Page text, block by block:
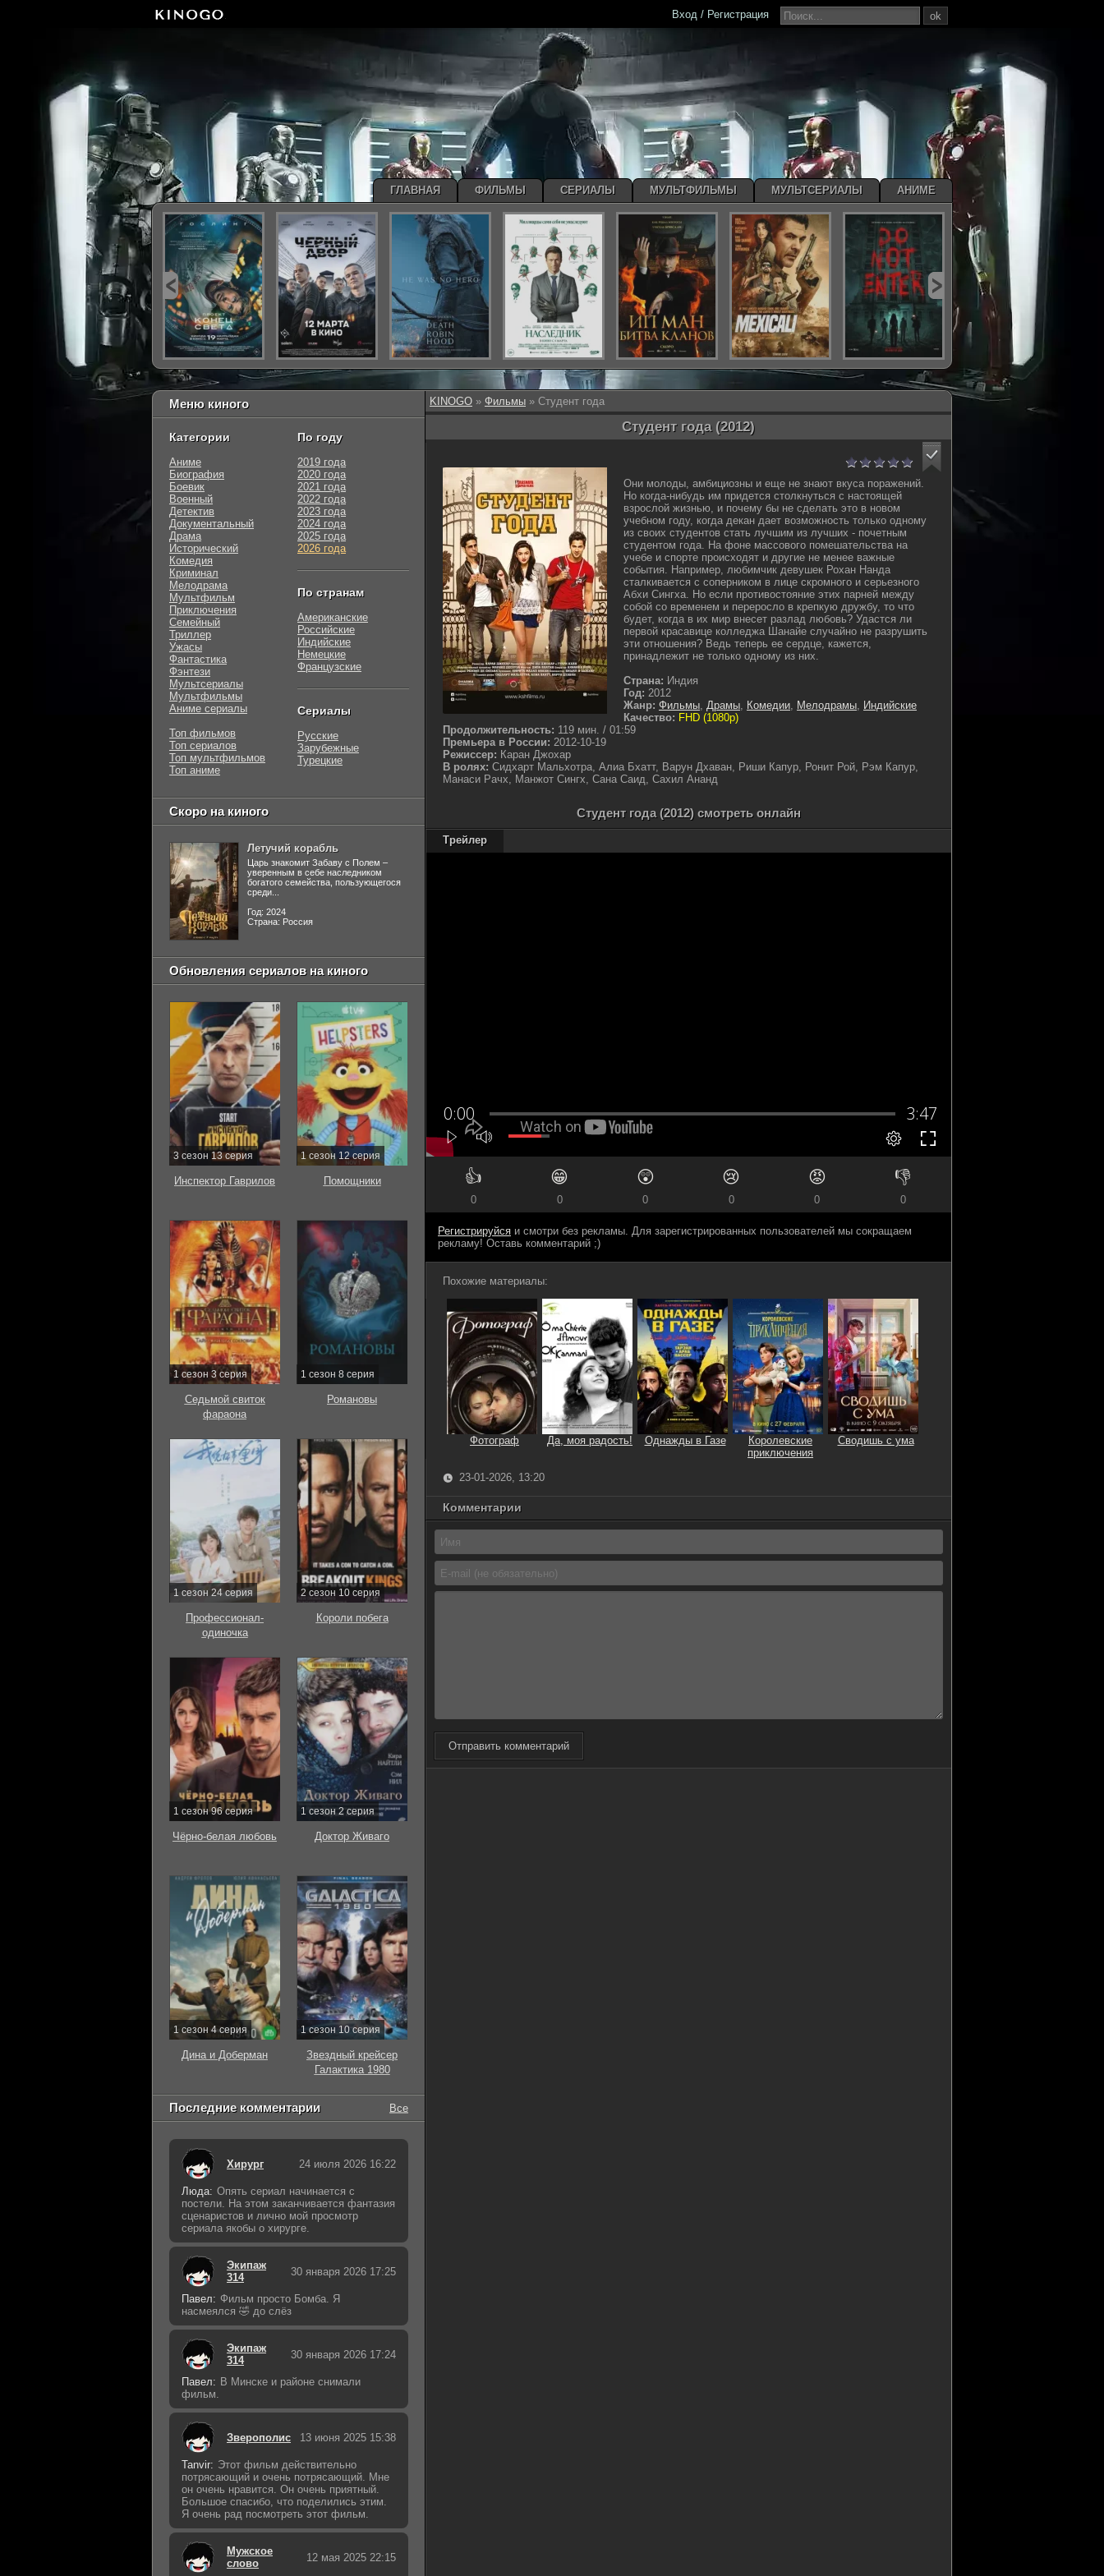
KINOGO » Фильмы » Студент года
Студент года (2012)
Они молоды, амбициозны и еще не знают вкуса поражений.
Но когда-нибудь им придется столкнуться с настоящей
взрослой жизнью, и почему бы не сделать это в новом
учебном году, когда декан дает возможность только одному
из своих студентов стать лучшим из лучших - почетным
студентом года. На фоне массового помешательства на
учебе и спорте происходят и другие не менее важные
события. Например, любимчик девушек Рохан Нанда
сталкивается с соперником в лице скромного и серьезного
Абхи Сингха. Но если противостояние этих парней между
собой со временем и переросло в крепкую дружбу, то что
будет, когда в их мир внесет разлад любовь? Удастся ли
первой красавице колледжа Шанайе случайно не разрушить
эти отношения? Ведь теперь ее сердце, кажется,
принадлежит не только одному из них.
Страна: Индия
Год: 2012
Жанр: Фильмы, Драмы, Комедии, Мелодрамы, Индийские
Качество: FHD (1080p)
Продолжительность: 119 мин. / 01:59
Премьера в России: 2012-10-19
Режиссер: Каран Джохар
В ролях: Сидхарт Мальхотра, Алиа Бхатт, Варун Дхаван, Риши Капур, Ронит Рой, Рэм Капур,
Манаси Рачх, Манжот Сингх, Сана Саид, Сахил Ананд
Студент года (2012) смотреть онлайн
Трейлер
👍
0
😁
0
😲
0
😢
0
😡
0
👎
0
Регистрируйся и смотри без рекламы. Для зарегистрированных пользователей мы сокращаем
рекламу! Оставь комментарий ;)
Похожие материалы:
Фотограф Да, моя радость! Однажды в Газе
Королевские
приключения
Сводишь с ума
23-01-2026, 13:20
Комментарии
Отправить комментарий
Меню киного
Категории
Аниме
Биография
Боевик
Военный
Детектив
Документальный
Драма
Исторический
Комедия
Криминал
Мелодрама
Мультфильм
Приключения
Семейный
Триллер
Ужасы
Фантастика
Фэнтези
Мультсериалы
Мультфильмы
Аниме сериалы
Топ фильмов
Топ сериалов
Топ мультфильмов
Топ аниме
По году
2019 года
2020 года
2021 года
2022 года
2023 года
2024 года
2025 года
2026 года
По странам
Американские
Российские
Индийские
Немецкие
Французские
Сериалы
Русские
Зарубежные
Турецкие
Скоро на киного
Летучий корабль
Царь знакомит Забаву с Полем –
уверенным в себе наследником
богатого семейства, пользующегося
среди...
Год: 2024
Страна: Россия
Обновления сериалов на киного
3 сезон 13 серия
Инспектор Гаврилов
1 сезон 12 серия
Помощники
1 сезон 3 серия
Седьмой свиток
фараона
1 сезон 8 серия
Романовы
1 сезон 24 серия
Профессионал-
одиночка
2 сезон 10 серия
Короли побега
1 сезон 96 серия
Чёрно-белая любовь
1 сезон 2 серия
Доктор Живаго
1 сезон 4 серия
Дина и Доберман
1 сезон 10 серия
Звездный крейсер
Галактика 1980
Последние комментарии Все
Хирург 24 июля 2026 16:22
Люда: Опять сериал начинается с
постели. На этом заканчивается фантазия
сценаристов и лично мой просмотр
сериала якобы о хирурге.
Экипаж
314
30 января 2026 17:25
Павел: Фильм просто Бомба. Я
насмеялся 🤣 до слёз
Экипаж
314
30 января 2026 17:24
Павел: В Минске и районе снимали
фильм.
Зверополис 13 июня 2025 15:38
Tanvir: Этот фильм действительно
потрясающий и очень потрясающий. Мне
он очень нравится. Он очень приятный.
Большое спасибо, что поделились этим.
Я очень рад посмотреть этот фильм.
Мужское
слово
12 мая 2025 22:15
ok
Вход / Регистрация
ГЛАВНАЯ ФИЛЬМЫ СЕРИАЛЫ МУЛЬТФИЛЬМЫ МУЛЬТСЕРИАЛЫ АНИМЕ